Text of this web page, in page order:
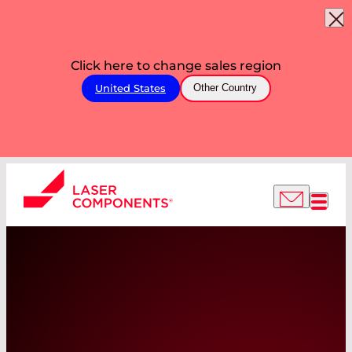
Click here to change sales region
United States Other Country